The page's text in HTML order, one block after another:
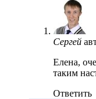
Сергей
Елена,
таким
Ответить